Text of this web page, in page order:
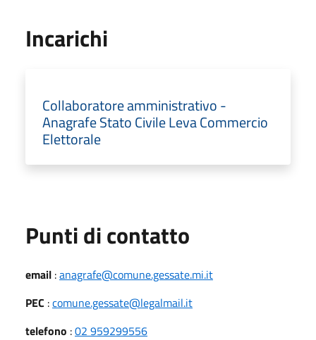
Incarichi
Collaboratore amministrativo -
Anagrafe Stato Civile Leva Commercio
Elettorale
Punti di contatto
email :anagrafe@comune.gessate.mi.it
PEC :comune.gessate@legalmail.it
telefono :02 959299556